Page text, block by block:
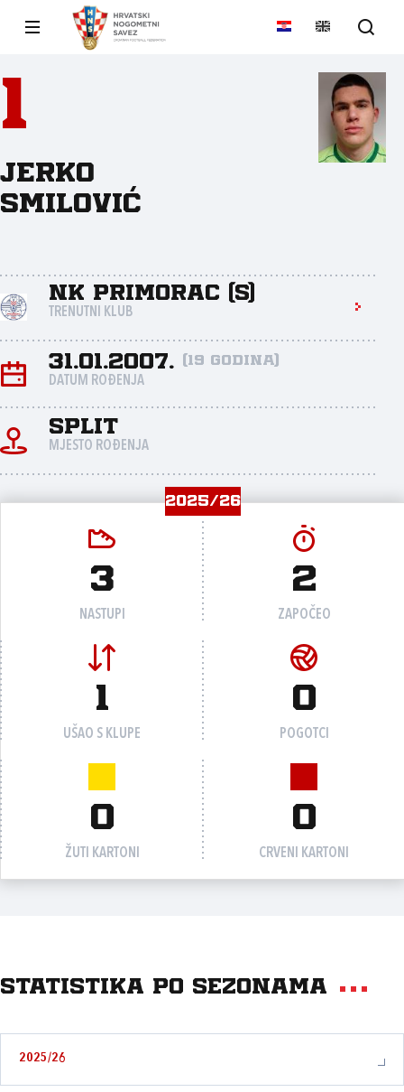
1
Jerko
Smilović
NK Primorac (S)
TRENUTNI KLUB
31.01.2007. (19 godina)
DATUM ROĐENJA
Split
MJESTO ROĐENJA
2025/26
3
NASTUPI
2
ZAPOČEO
1
UŠAO S KLUPE
0
POGOTCI
0
ŽUTI KARTONI
0
CRVENI KARTONI
Statistika po sezonama
2025/26